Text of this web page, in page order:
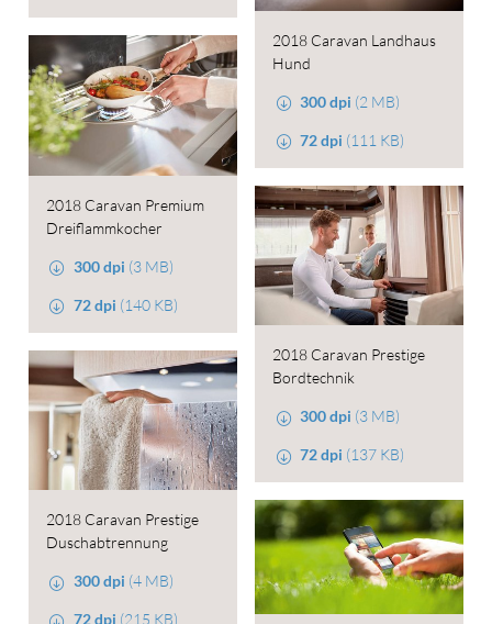
2018 Caravan Landhaus
Hund
300 dpi (2 MB)
72 dpi (111 KB)
2018 Caravan Premium
Dreiflammkocher
300 dpi (3 MB)
72 dpi (140 KB)
2018 Caravan Prestige
Bordtechnik
300 dpi (3 MB)
72 dpi (137 KB)
2018 Caravan Prestige
Duschabtrennung
300 dpi (4 MB)
72 dpi (215 KB)